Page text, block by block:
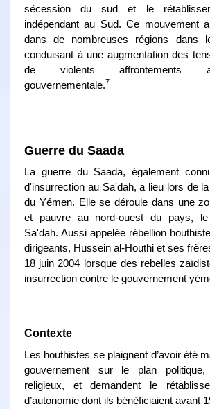
sécession du sud et le
indépendant au Sud. Ce mouvement
dans de nombreuses régions dans
conduisant à une augmentation des
de violents affrontements
gouvernementale.7
Guerre du Saada
La guerre du Saada, également
d'insurrection au Sa'dah, a lieu lors de
du Yémen. Elle se déroule dans une
et pauvre au nord-ouest du pays, le
Sa'dah. Aussi appelée rébellion
dirigeants, Hussein al-Houthi et ses
18 juin 2004 lorsque des rebelles
insurrection contre le gouvernement
Contexte
Les houthistes se plaignent d’avoir été
gouvernement sur le plan politique,
religieux, et demandent le
d’autonomie dont ils bénéficiaient avant